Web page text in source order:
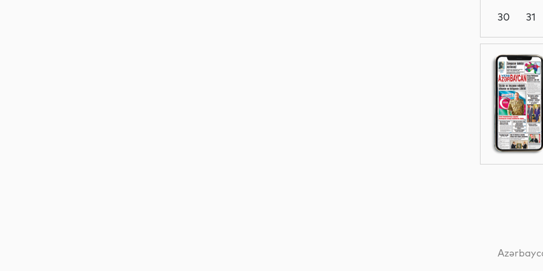
Dünya
Elm
30
31